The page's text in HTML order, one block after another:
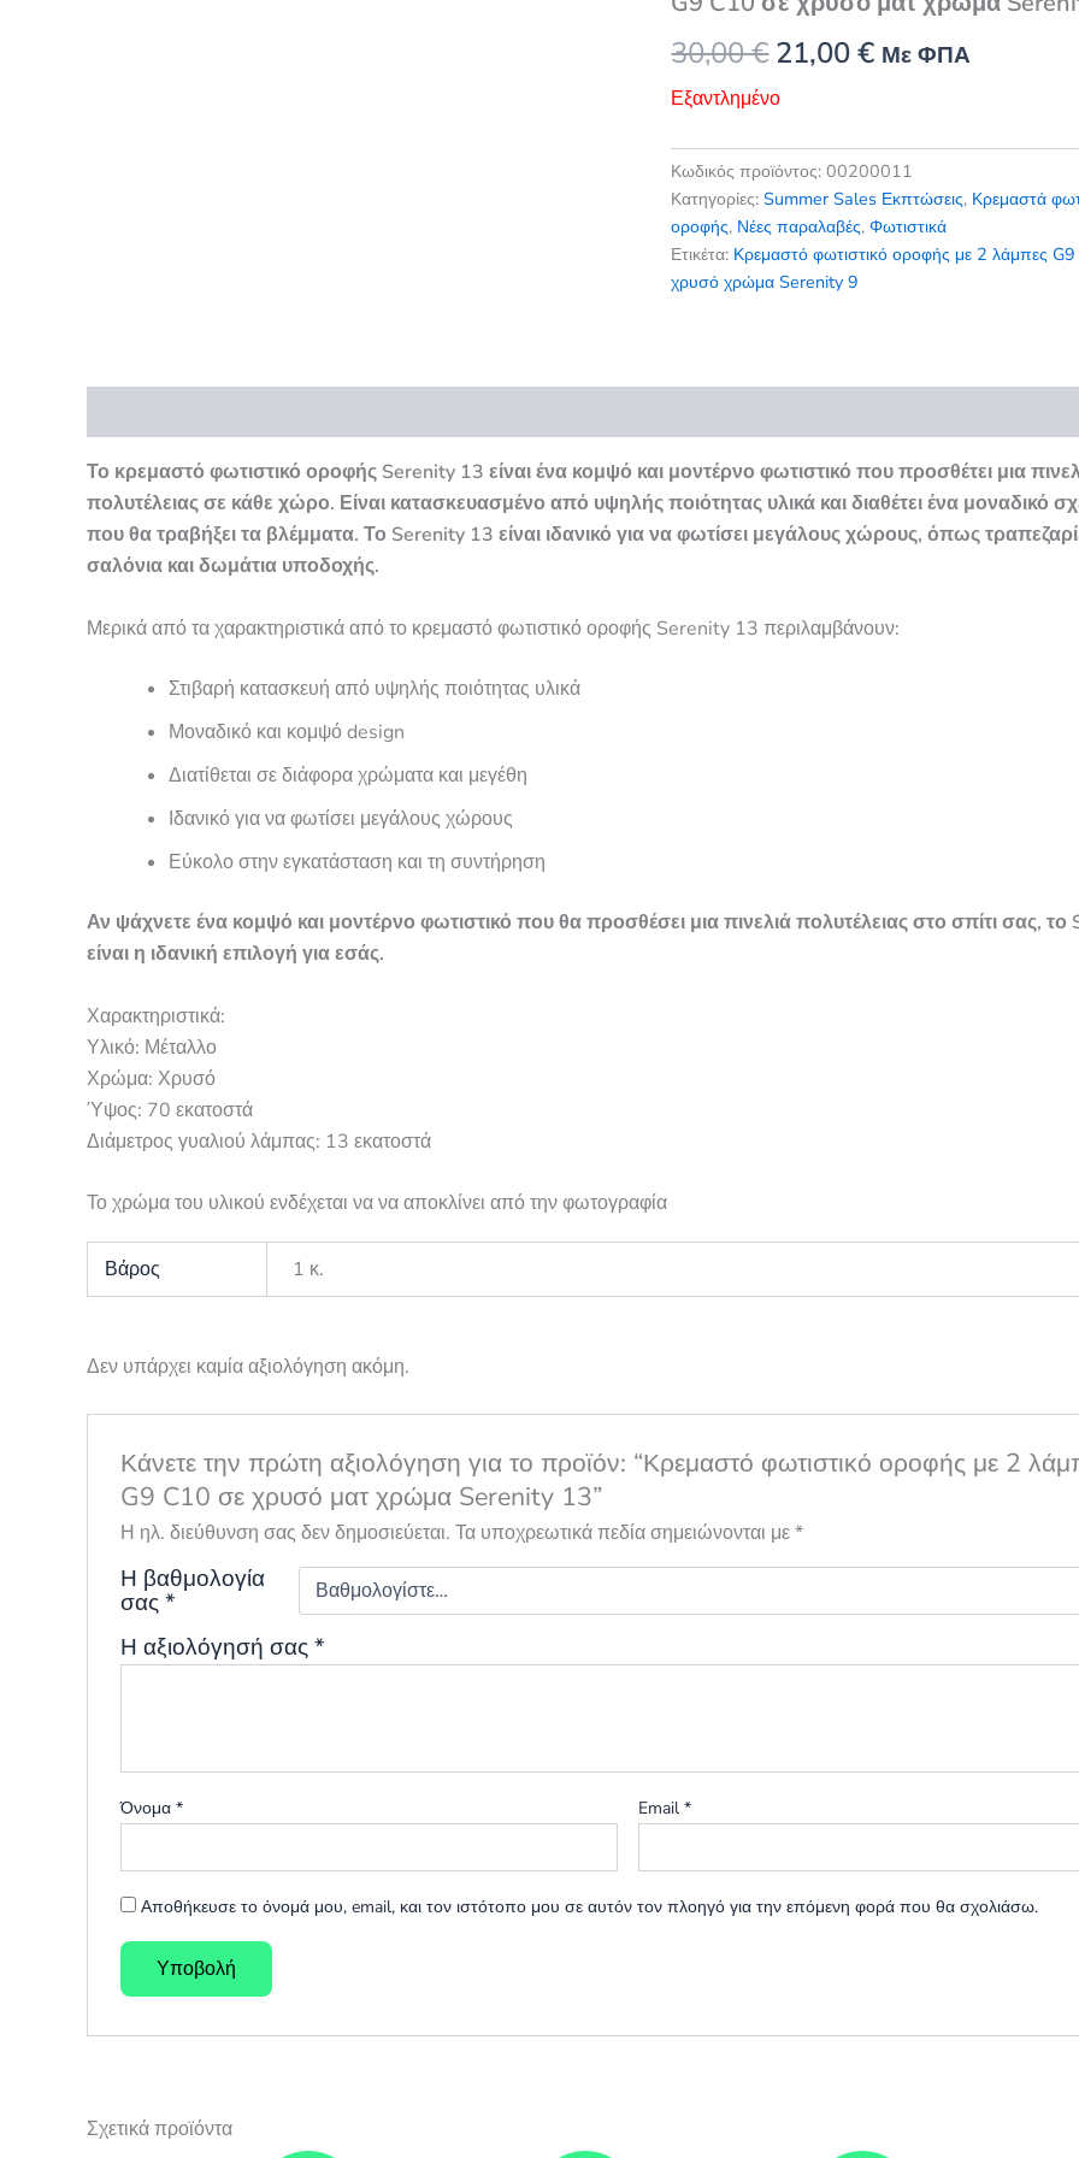
30,00€ Original
price
was:
30,00 €.
21,00€Η
τιμή
είναι:
21,00 €.
Με ΦΠΑ
Εξαντλημένο
Κωδικός προϊόντος:00200011
Κατηγορίες:Summer Sales Εκπτώσεις, Κρεμαστά
οροφής, Νέες παραλαβές,Φωτιστικά
Ετικέτα: Κρεμαστό φωτιστικό οροφής με 2 λάμπες
χρυσό χρώμα Serenity 9
Το κρεμαστό φωτιστικό οροφής Serenity 13 είναι ένα κομψό και μοντέρνο φωτιστικό που προσθέτει μια
πολυτέλειας σε κάθε χώρο. Είναι κατασκευασμένο από υψηλής ποιότητας υλικά και διαθέτει ένα μοναδικό
που θα τραβήξει τα βλέμματα. Το Serenity 13 είναι ιδανικό για να φωτίσει μεγάλους χώρους, όπως
σαλόνια και δωμάτια υποδοχής.
Μερικά από τα χαρακτηριστικά από το κρεμαστό φωτιστικό οροφής Serenity 13 περιλαμβάνουν:
Στιβαρή κατασκευή από υψηλής ποιότητας υλικά
Μοναδικό και κομψό design
Διατίθεται σε διάφορα χρώματα και μεγέθη
Ιδανικό για να φωτίσει μεγάλους χώρους
Εύκολο στην εγκατάσταση και τη συντήρηση
Αν ψάχνετε ένα κομψό και μοντέρνο φωτιστικό που θα προσθέσει μια πινελιά πολυτέλειας στο σπίτι σας, το
είναι η ιδανική επιλογή για εσάς.
Χαρακτηριστικά:
Υλικό: Μέταλλο
Χρώμα: Χρυσό
Ύψος: 70 εκατοστά
Διάμετρος γυαλιού λάμπας: 13 εκατοστά
Το χρώμα του υλικού ενδέχεται να να αποκλίνει από την φωτογραφία
Βάρος 1 κ.
Δεν υπάρχει καμία αξιολόγηση ακόμη.
Κάνετε την πρώτη αξιολόγηση για το προϊόν: “Κρεμαστό φωτιστικό οροφής με 2
G9 C10 σε χρυσό ματ χρώμα Serenity 13”
Η ηλ. διεύθυνση σας δεν δημοσιεύεται. Τα υποχρεωτικά πεδία σημειώνονται με*
Η βαθμολογία
σας*
Η αξιολόγησή σας*
Όνομα * Email *
Αποθήκευσε το όνομά μου, email, και τον ιστότοπο μου σε αυτόν τον πλοηγό για την επόμενη φορά που θα σχολιάσω.
Σχετικά προϊόντα